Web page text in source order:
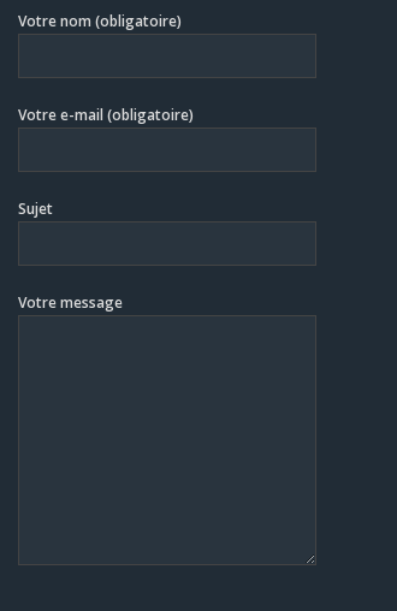
Votre nom (obligatoire)
Votre e-mail (obligatoire)
Sujet
Votre message